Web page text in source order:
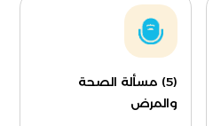
(5) مسألة الصحة
والمرض